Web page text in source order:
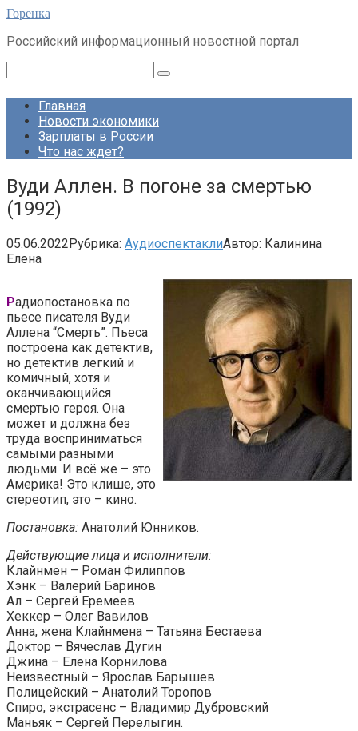
Перейти
контенту
Горенка
Российский информационный новостной портал
Главная
Новости экономики
Зарплаты в России
Что нас ждет?
Вуди Аллен. В погоне за смертью
(1992)
05.06.2022Рубрика: АудиоспектаклиАвтор: Калинина
Елена
Радиопостановка по
пьесе писателя Вуди
Аллена “Смерть”. Пьеса
построена как детектив,
но детектив легкий и
комичный, хотя и
оканчивающийся
смертью героя. Она
может и должна без
труда восприниматься
самыми разными
людьми. И всё же – это
Америка! Это клише, это
стереотип, это – кино.
Постановка: Анатолий Юнников.
Действующие лица и исполнители:
Клайнмен – Роман Филиппов
Хэнк – Валерий Баринов
Ал – Сергей Еремеев
Хеккер – Олег Вавилов
Анна, жена Клайнмена – Татьяна Бестаева
Доктор – Вячеслав Дугин
Джина – Елена Корнилова
Неизвестный – Ярослав Барышев
Полицейский – Анатолий Торопов
Спиро, экстрасенс – Владимир Дубровский
Маньяк – Сергей Перелыгин.